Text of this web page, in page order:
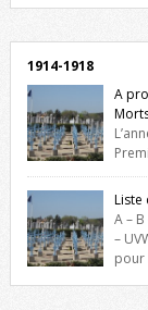
1914-1918
A
biographique veut
France durant ce
constituée des
l’Hôtel de Ville, du
Liste
A – B
–
pour